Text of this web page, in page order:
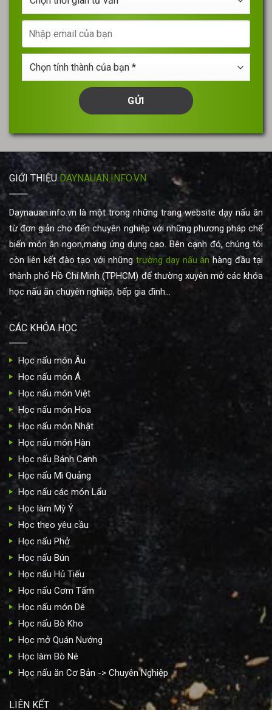
thời
gian
tư
vấnemail
của
bạn
tỉnh
GIỚI THIỆUDAYNAUAN.INFO.VN
Daynauan.info.vn là một trong những trang website dạy nấu ăn
từ đơn giản cho đến chuyên nghiệp với những phương pháp chế
biến món ăn ngon,mang ứng dụng cao. Bên cạnh đó, chúng tôi
còn liên kết đào tạo với những trường dạy nấu ăn hàng đầu tại
thành phố Hồ Chí Minh (TPHCM) để thường xuyên mở các khóa
học nấu ăn chuyên nghiệp, bếp gia đình...
CÁC KHÓA HỌC
Học nấu món Âu
Học nấu món Á
Học nấu món Việt
Học nấu món Hoa
Học nấu món Nhật
Học nấu món Hàn
Học nấu Bánh Canh
Học nấu Mì Quảng
Học nấu các món Lẩu
Học làm Mỳ Ý
Học theo yêu cầu
Học nấu Phở
Học nấu Bún
Học nấu Hủ Tiếu
Học nấu Cơm Tấm
Học nấu món Dê
Học nấu Bò Kho
Học mở Quán Nướng
Học làm Bò Né
Học nấu ăn Cơ Bản -> Chuyên Nghiệp
LIÊN KẾT